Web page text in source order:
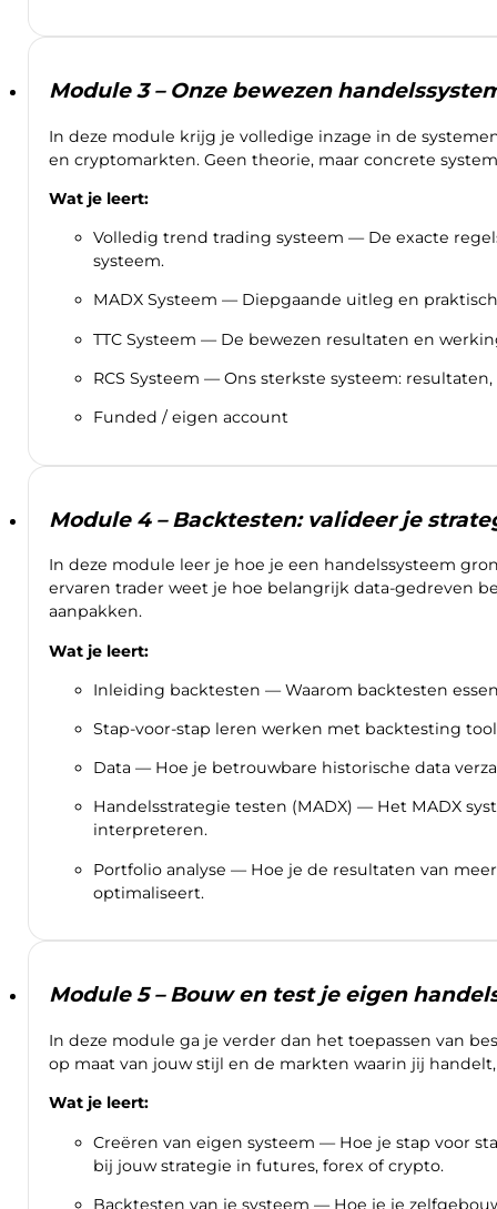
Module 3 – Onze bewezen
In deze module krijg je volledige inzage in de
en cryptomarkten. Geen theorie, maar concrete
Wat je leert:
Volledig trend trading systeem — De exacte
systeem.
MADX Systeem — Diepgaande uitleg en
TTC Systeem — De bewezen resultaten en
RCS Systeem — Ons sterkste systeem:
Funded / eigen account
Module 4 – Backtesten: valideer je
In deze module leer je hoe je een handelssysteem
ervaren trader weet je hoe belangrijk data-gedreven
aanpakken.
Wat je leert:
Inleiding backtesten — Waarom backtesten
Stap-voor-stap leren werken met backtesting
Data — Hoe je betrouwbare historische data
Handelsstrategie testen (MADX) — Het MADX
interpreteren.
Portfolio analyse — Hoe je de resultaten van
optimaliseert.
Module 5 – Bouw en test je eigen
In deze module ga je verder dan het toepassen van
op maat van jouw stijl en de markten waarin jij
Wat je leert:
Creëren van eigen systeem — Hoe je stap voor
bij jouw strategie in futures, forex of crypto.
Backtesten van je systeem — Hoe je je